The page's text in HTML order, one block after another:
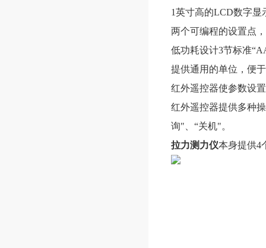
1英寸高的LCD数字
两个可编程的设置点
低功耗设计3节标准
提供通用的单位，便
红外遥控器使参数设
红外遥控器提供多种
询"、“关机"。
拉力测力仪本身提供4